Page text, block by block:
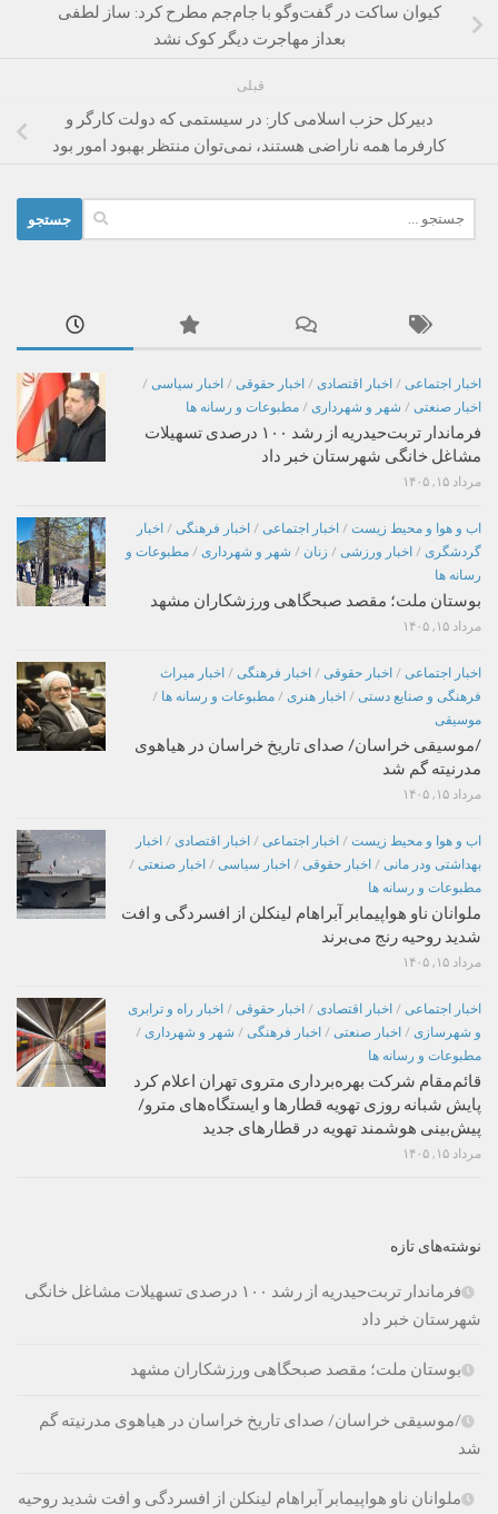
کیوان ساکت در گفت‌وگو با جام‌جم مطرح کرد: ساز لطفی
بعداز مهاجرت دیگر کوک نشد
قبلی
دبیرکل حزب اسلامی کار: در سیستمی که دولت کارگر و
کارفرما همه ناراضی هستند، نمی‌توان منتظر بهبود امور بود
برای:
اخبار اجتماعی / اخبار اقتصادی / اخبار حقوقی / اخبار سیاسی /
اخبار صنعتی / شهر و شهرداری / مطبوعات و رسانه ها
فرماندار تربت‌حیدریه از رشد ۱۰۰ درصدی تسهیلات
مشاغل خانگی شهرستان خبر داد
مرداد ۱۵, ۱۴۰۵
اب و هوا و محیط زیست / اخبار اجتماعی / اخبار فرهنگی / اخبار
گردشگری / اخبار ورزشی / زنان / شهر و شهرداری / مطبوعات و
رسانه ها
بوستان ملت؛ مقصد صبحگاهی ورزشکاران مشهد
مرداد ۱۵, ۱۴۰۵
اخبار اجتماعی / اخبار حقوقی / اخبار فرهنگی / اخبار میراث
فرهنگی و صنایع دستی / اخبار هنری / مطبوعات و رسانه ها /
موسیقی
/موسیقی خراسان/ صدای تاریخ خراسان در هیاهوی
مدرنیته گم شد
مرداد ۱۵, ۱۴۰۵
اب و هوا و محیط زیست / اخبار اجتماعی / اخبار اقتصادی / اخبار
بهداشتی ودر مانی / اخبار حقوقی / اخبار سیاسی / اخبار صنعتی /
مطبوعات و رسانه ها
ملوانان ناو هواپیمابر آبراهام لینکلن از افسردگی و افت
شدید روحیه رنج می‌برند
مرداد ۱۵, ۱۴۰۵
اخبار اجتماعی / اخبار اقتصادی / اخبار حقوقی / اخبار راه و ترابری
و شهرسازی / اخبار صنعتی / اخبار فرهنگی / شهر و شهرداری /
مطبوعات و رسانه ها
قائم‌مقام شرکت بهره‌برداری متروی تهران اعلام کرد
پایش شبانه روزی تهویه قطارها و ایستگاه‌های مترو/
پیش‌بینی هوشمند تهویه در قطارهای جدید
مرداد ۱۵, ۱۴۰۵
نوشته‌های تازه
فرماندار تربت‌حیدریه از رشد ۱۰۰ درصدی تسهیلات مشاغل خانگی
شهرستان خبر داد
بوستان ملت؛ مقصد صبحگاهی ورزشکاران مشهد
/موسیقی خراسان/ صدای تاریخ خراسان در هیاهوی مدرنیته گم
شد
ملوانان ناو هواپیمابر آبراهام لینکلن از افسردگی و افت شدید روحیه